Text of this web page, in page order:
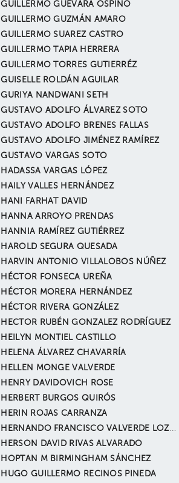
GUILLERMO GUEVARA OSPINO
GUILLERMO GUZMÁN AMARO
GUILLERMO SUAREZ CASTRO
GUILLERMO TAPIA HERRERA
GUILLERMO TORRES GUTIERRÉZ
GUISELLE ROLDÁN AGUILAR
GURIYA NANDWANI SETH
GUSTAVO ADOLFO ÁLVAREZ SOTO
GUSTAVO ADOLFO BRENES FALLAS
GUSTAVO ADOLFO JIMÉNEZ RAMÍREZ
GUSTAVO VARGAS SOTO
HADASSA VARGAS LÓPEZ
HAILY VALLES HERNÁNDEZ
HANI FARHAT DAVID
HANNA ARROYO PRENDAS
HANNIA RAMÍREZ GUTIÉRREZ
HAROLD SEGURA QUESADA
HARVIN ANTONIO VILLALOBOS NÚÑEZ
HÉCTOR FONSECA UREÑA
HÉCTOR MORERA HERNÁNDEZ
HÉCTOR RIVERA GONZÁLEZ
HECTOR RUBÉN GONZALEZ RODRÍGUEZ
HEILYN MONTIEL CASTILLO
HELENA ÁLVAREZ CHAVARRÍA
HELLEN MONGE VALVERDE
HENRY DAVIDOVICH ROSE
HERBERT BURGOS QUIRÓS
HERIN ROJAS CARRANZA
HERNANDO FRANCISCO VALVERDE LOZANO
HERSON DAVID RIVAS ALVARADO
HOPTAN M BIRMINGHAM SÁNCHEZ
HUGO GUILLERMO RECINOS PINEDA